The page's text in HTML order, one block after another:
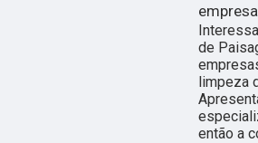
de
limpeza
então a